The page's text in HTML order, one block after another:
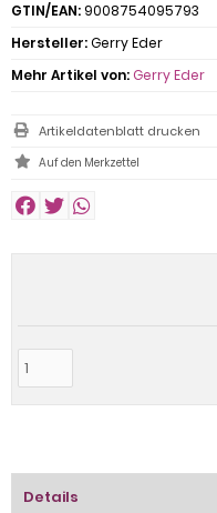
GTIN/EAN: 9008754095793
Hersteller:Gerry Eder
Mehr Artikel von: Gerry Eder
Artikeldatenblatt drucken
Details